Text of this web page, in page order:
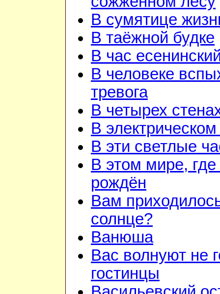
В сумятице
В таёжной будке
В час
В человеке
тревога
В четырех
В
В эти светлые
В этом мире,
рождён
Вам
солнце?
Ванюша
Вас волнуют не
гостинцы